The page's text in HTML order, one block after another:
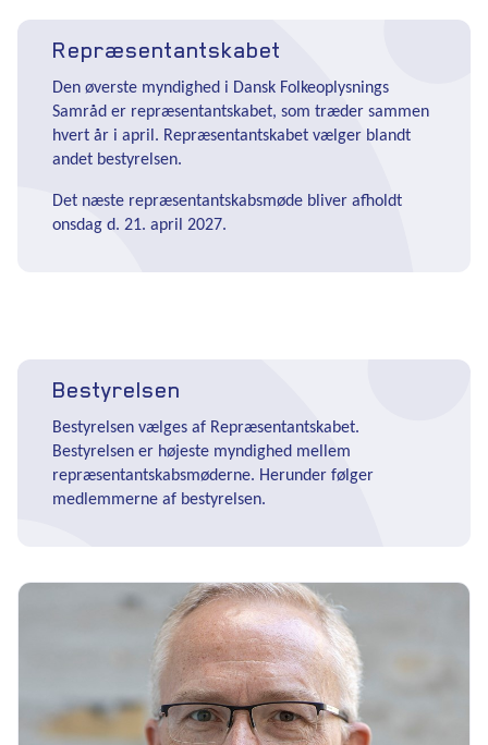
Repræsentantskabet
Den øverste myndighed i Dansk Folkeoplysnings
Samråd er repræsentantskabet, som træder sammen
hvert år i april. Repræsentantskabet vælger blandt
andet bestyrelsen.
Det næste repræsentantskabsmøde bliver afholdt
onsdag d. 21. april 2027.
Bestyrelsen
Bestyrelsen vælges af Repræsentantskabet.
Bestyrelsen er højeste myndighed mellem
repræsentantskabsmøderne. Herunder følger
medlemmerne af bestyrelsen.